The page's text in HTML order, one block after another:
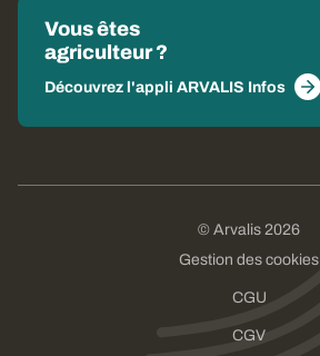
Vous êtes
agriculteur ?
Découvrez l'appli ARVALIS Infos
© Arvalis 2026
Gestion des cookies
CGU
CGV